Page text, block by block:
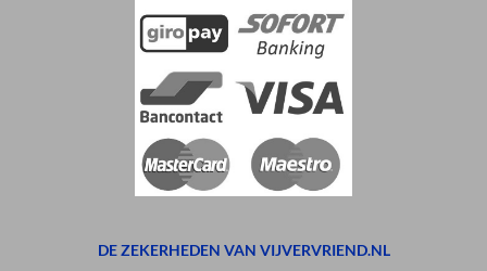
DE ZEKERHEDEN VAN VIJVERVRIEND.NL